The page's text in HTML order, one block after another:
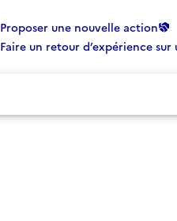
Proposer une nouvelle action
Faire un retour d’expérience